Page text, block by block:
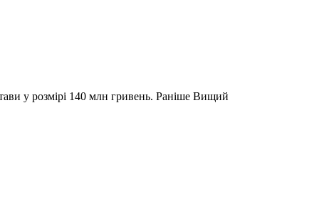
у розмірі 140 млн гривень. Раніше Вищий